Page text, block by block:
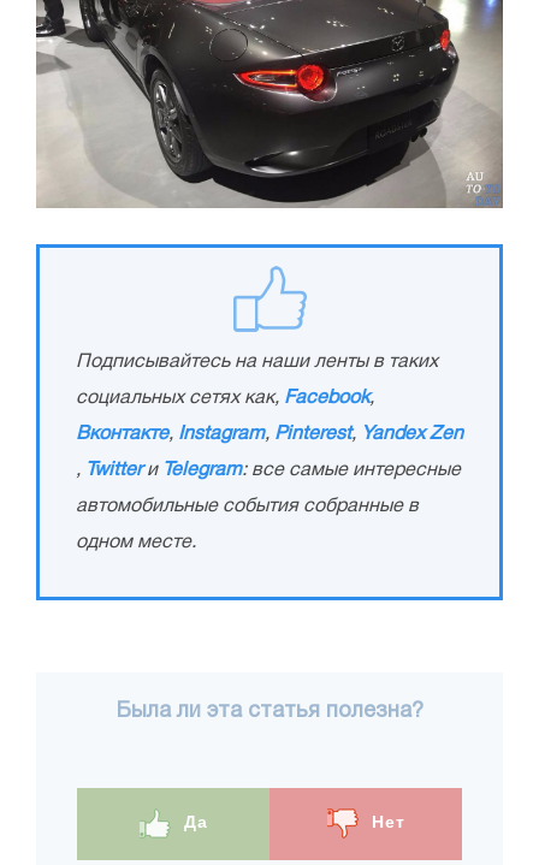
Подписывайтесь на наши ленты в таких
социальных сетях как, Facebook,
Вконтакте, Instagram, Pinterest, Yandex Zen
, Twitterи Telegram: все самые интересные
автомобильные события собранные в
одном месте.
Была ли эта статья полезна?
Да Нет